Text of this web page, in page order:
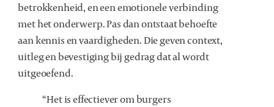
betrokkenheid, en een emotionele verbinding
met het onderwerp. Pas dan ontstaat behoefte
aan kennis en vaardigheden. Die geven context,
uitleg en bevestiging bij gedrag dat al wordt
uitgeoefend.
“Het is effectiever om burgers